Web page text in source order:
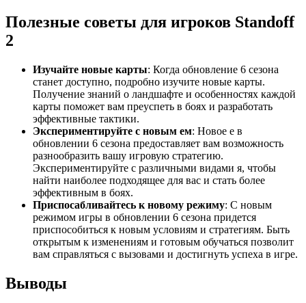
Полезные советы для игроков Standoff
2
Изучайте новые карты: Когда обновление 6 сезона
станет доступно, подробно изучите новые карты.
Получение знаний о ландшафте и особенностях каждой
карты поможет вам преуспеть в боях и разработать
эффективные тактики.
Экспериментируйте с новым ем: Новое е в
обновлении 6 сезона предоставляет вам возможность
разнообразить вашу игровую стратегию.
Экспериментируйте с различными видами я, чтобы
найти наиболее подходящее для вас и стать более
эффективным в боях.
Приспосабливайтесь к новому режиму: С новым
режимом игры в обновлении 6 сезона придется
приспособиться к новым условиям и стратегиям. Быть
открытым к изменениям и готовым обучаться позволит
вам справляться с вызовами и достигнуть успеха в игре.
Выводы